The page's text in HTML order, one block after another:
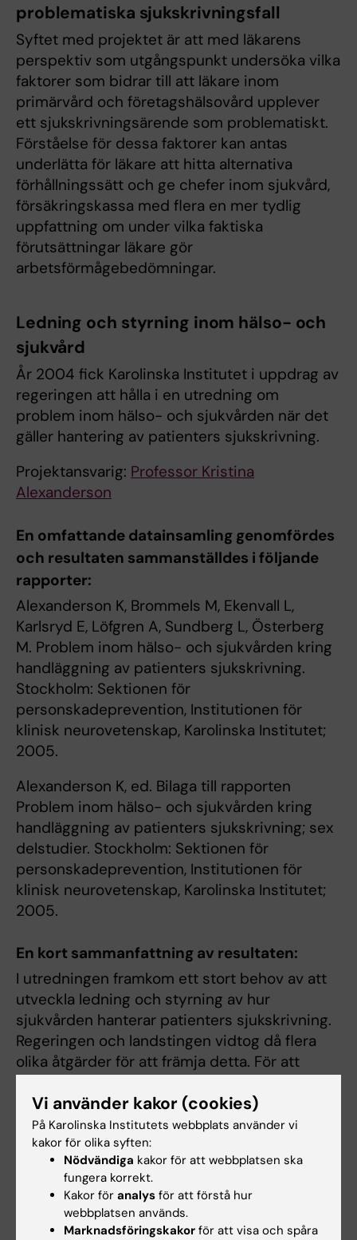
problematiska sjukskrivningsfall
Syftet med projektet är att med läkarens
perspektiv som utgångspunkt undersöka vilka
faktorer som bidrar till att läkare inom
primärvård och företagshälsovård upplever
ett sjukskrivningsärende som problematiskt.
Förståelse för dessa faktorer kan antas
underlätta för läkare att hitta alternativa
förhållningssätt och ge chefer inom sjukvård,
försäkringskassa med flera en mer tydlig
uppfattning om under vilka faktiska
förutsättningar läkare gör
arbetsförmågebedömningar.
Ledning och styrning inom hälso- och
sjukvård
År 2004 fick Karolinska Institutet i uppdrag av
regeringen att hålla i en utredning om
problem inom hälso- och sjukvården när det
gäller hantering av patienters sjukskrivning.
Projektansvarig: Professor Kristina
Alexanderson
En omfattande datainsamling genomfördes
och resultaten sammanställdes i följande
rapporter:
Alexanderson K, Brommels M, Ekenvall L,
Karlsryd E, Löfgren A, Sundberg L, Österberg
M. Problem inom hälso- och sjukvården kring
handläggning av patienters sjukskrivning.
Stockholm: Sektionen för
personskadeprevention, Institutionen för
klinisk neurovetenskap, Karolinska Institutet;
2005.
Alexanderson K, ed. Bilaga till rapporten
Problem inom hälso- och sjukvården kring
handläggning av patienters sjukskrivning; sex
delstudier. Stockholm: Sektionen för
personskadeprevention, Institutionen för
klinisk neurovetenskap, Karolinska Institutet;
2005.
En kort sammanfattning av resultaten:
I utredningen framkom ett stort behov av att
utveckla ledning och styrning av hur
sjukvården hanterar patienters sjukskrivning.
Regeringen och landstingen vidtog då flera
olika åtgärder för att främja detta. För att
Institutet en baslinjestudie om hälso- och
sjukvårdens ledning och styrning av arbetet
med patienters sjukskrivning.
Landstingsdirektörer och chefer på andra
strukturella nivåer i samtliga landsting
intervjuades.
Vi använder kakor (cookies)
På Karolinska Institutets webbplats använder vi
kakor för olika syften:
Nödvändiga kakor för att webbplatsen ska
fungera korrekt.
Kakor för analys för att förstå hur
webbplatsen används.
Marknadsföringskakor för att visa och spåra